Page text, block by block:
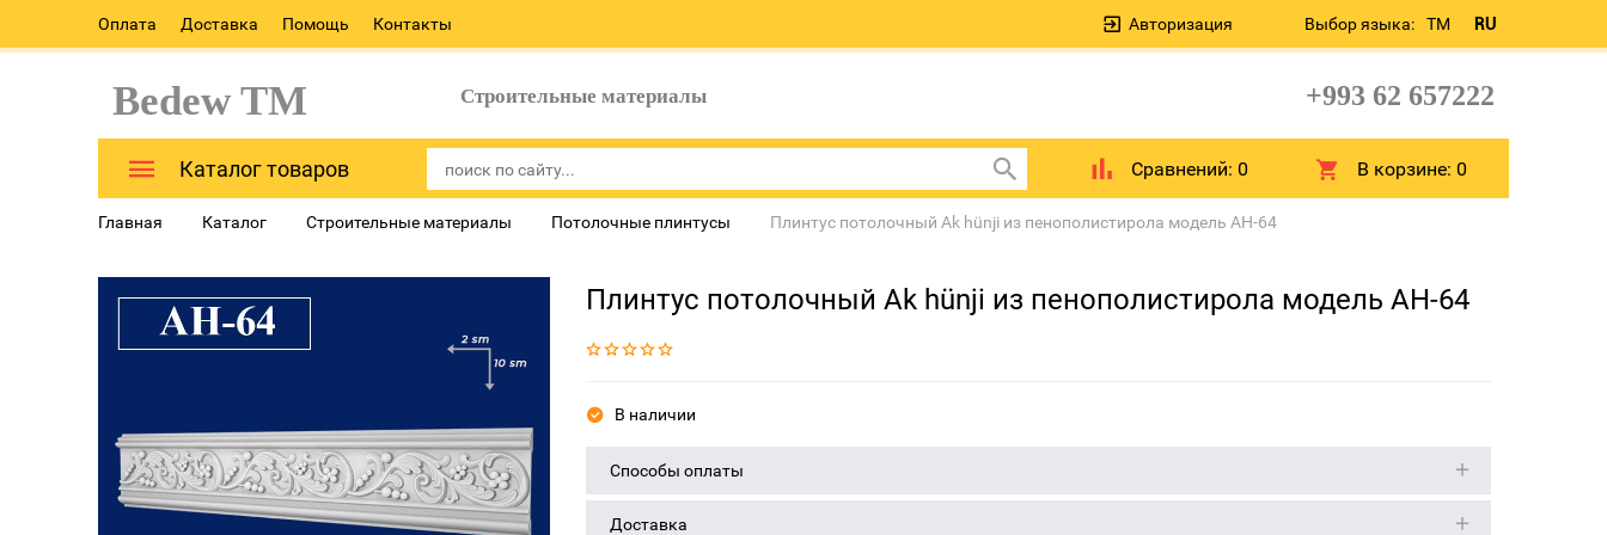
Оплата Доставка Помощь Контакты Выбор языка: TM RU
Авторизация
Bedew TM Строительные материалы +993 62 657222
Каталог товаров Сравнений: 0 В корзине:0
Главная Каталог Строительные материалы Потолочные плинтусы Плинтус потолочный Ak hünji из пенополистирола модель AH-64
Плинтус потолочный Ak hünji из пенополистирола модель AH-64
В наличии
Способы оплаты
Доставка